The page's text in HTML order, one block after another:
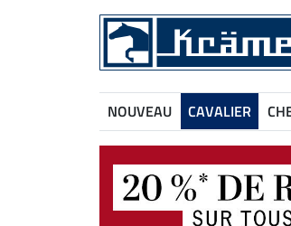
NOUVEAU CAVALIER